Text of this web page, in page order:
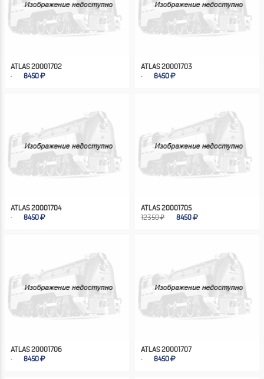
ATLAS 20001702
8450
ATLAS 20001703
8450
ATLAS 20001704
8450
ATLAS 20001705
12350 ₽
8450
ATLAS 20001706
8450
ATLAS 20001707
8450